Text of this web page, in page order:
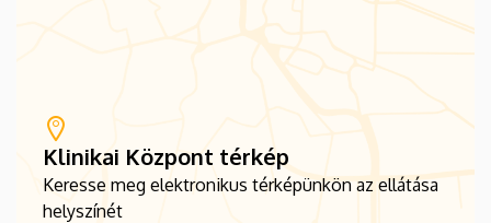
Klinikai Központ térkép
Keresse meg elektronikus térképünkön az ellátása
helyszínét